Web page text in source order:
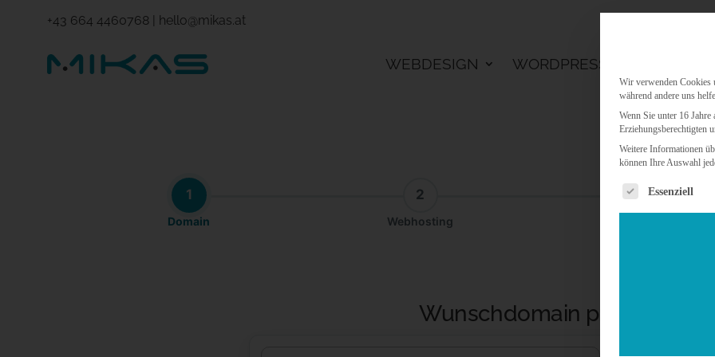
+43 664 4460768| hello@mikas.at
WEBDESIGN WORDPRESS
1
Domain
2
Webhosting
3
Wunschdomain prüfen
Wir verwenden Cookies
während andere uns
Wenn Sie unter 16
Erziehungsberechtigten
Weitere Informationen
können Ihre Auswahl
Es folgt eine
Essenziell